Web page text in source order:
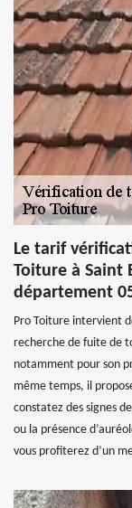
Le tarif
Toiture à Saint
département
Pro Toiture intervient
recherche de fuite de
notamment pour son
même temps, il
constatez des signes
ou la présence
vous profiterez d’un